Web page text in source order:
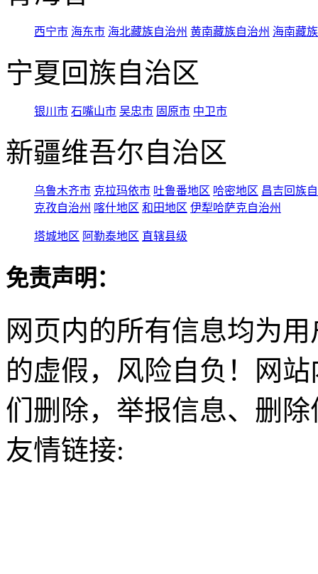
西宁市 海东市 海北藏族自治州 黄南藏族自治州 海南藏
宁夏回族自治区
银川市 石嘴山市 吴忠市 固原市 中卫市
新疆维吾尔自治区
乌鲁木齐市 克拉玛依市 吐鲁番地区 哈密地区 昌吉回族
克孜自治州 喀什地区 和田地区 伊犁哈萨克自治州
塔城地区 阿勒泰地区 直辖县级
免责声明：
网页内的所有信息均为
的虚假，风险自负！网
们删除，举报信息、删
友情链接: